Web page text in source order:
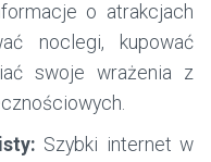
o atrakcjach
noclegi, kupować
swoje wrażenia z
Szybki internet w